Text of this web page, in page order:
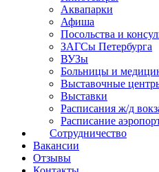
Аквапарки
Афиша
Посольства и
ЗАГСы Петербурга
ВУЗы
Больницы и
Выставочные
Выставки
Расписания ж/д
Расписание
Сотрудничество
Вакансии
Отзывы